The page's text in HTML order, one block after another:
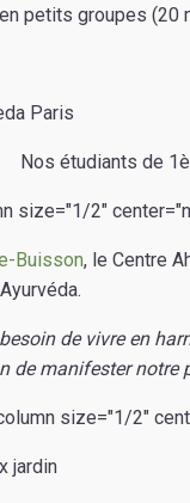
petits groupes (20
Nos étudiants de
size="1/2"
Buisson, le Centre
de vivre en
de manifester notre
size="1/2"